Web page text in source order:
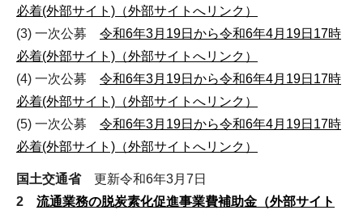
必着(外部サイト)（外部サイトへリンク）
(3) 一次公募 令和6年3月19日から令和6年4月19日17時
必着(外部サイト)（外部サイトへリンク）
(4) 一次公募 令和6年3月19日から令和6年4月19日17時
必着(外部サイト)（外部サイトへリンク）
(5) 一次公募 令和6年3月19日から令和6年4月19日17時
必着(外部サイト)（外部サイトへリンク）
国土交通省更新令和6年3月7日
2 流通業務の脱炭素化促進事業費補助金（外部サイト